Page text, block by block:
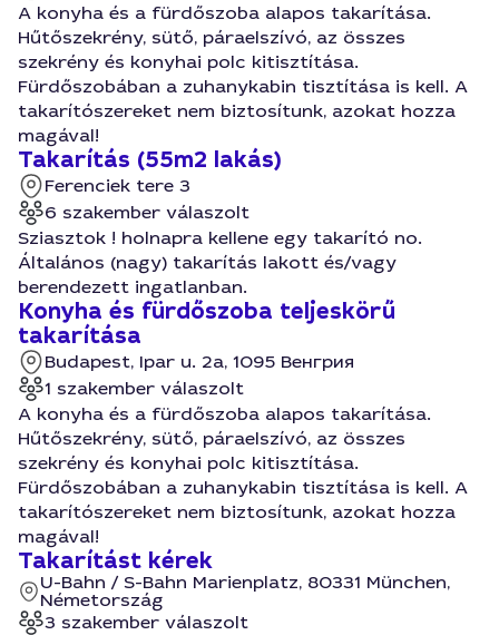
A konyha és a fürdőszoba alapos takarítása.
Hűtőszekrény, sütő, páraelszívó, az összes
szekrény és konyhai polc kitisztítása.
Fürdőszobában a zuhanykabin tisztítása is kell. A
takarítószereket nem biztosítunk, azokat hozza
magával!
Takarítás (55m2 lakás)
Ferenciek tere 3
6 szakember válaszolt
Sziasztok ! holnapra kellene egy takarító no.
Általános (nagy) takarítás lakott és/vagy
berendezett ingatlanban.
Konyha és fürdőszoba teljeskörű
takarítása
Budapest, Ipar u. 2a, 1095 Венгрия
1 szakember válaszolt
A konyha és a fürdőszoba alapos takarítása.
Hűtőszekrény, sütő, páraelszívó, az összes
szekrény és konyhai polc kitisztítása.
Fürdőszobában a zuhanykabin tisztítása is kell. A
takarítószereket nem biztosítunk, azokat hozza
magával!
Takarítást kérek
U-Bahn / S-Bahn Marienplatz, 80331 München,
Németország
3 szakember válaszolt